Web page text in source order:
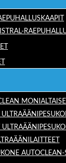
AUTOCLEAN-